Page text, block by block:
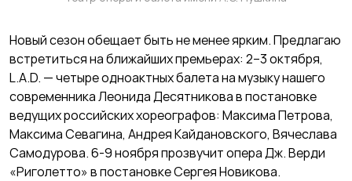
Новый сезон обещает быть не менее ярким. Предлагаю
встретиться на ближайших премьерах: 2–3 октября,
L.A.D. — четыре одноактных балета на музыку нашего
современника Леонида Десятникова в постановке
ведущих российских хореографов: Максима Петрова,
Максима Севагина, Андрея Кайдановского, Вячеслава
Самодурова. 6-9 ноября прозвучит опера Дж. Верди
«Риголетто» в постановке Сергея Новикова.